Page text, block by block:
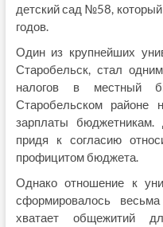
детский сад №58,
годов.
Один из крупнейших
Старобельск, стал
налогов в местный
Старобельском
зарплаты
придя к согласию
профицитом бюджета.
Однако отношение к
сформировалось
хватает общежитий